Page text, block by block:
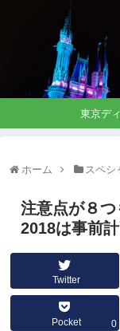
東京デ
ホーム スペシ
注意点が８
2018は事前
Twitter
Pocket 0